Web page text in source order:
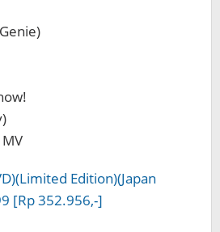
Edition)(Japan
[Rp 352.956,-]